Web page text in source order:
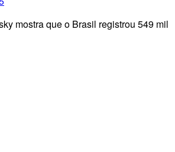
mostra que o Brasil registrou 549 mil